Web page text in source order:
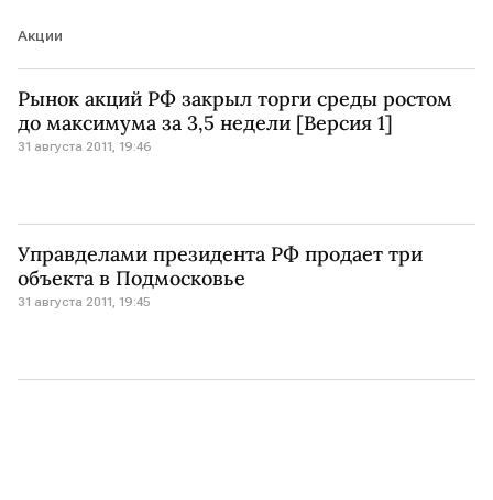
Акции
Рынок акций РФ закрыл торги среды ростом
до максимума за 3,5 недели [Версия 1]
31 августа 2011, 19:46
Управделами президента РФ продает три
объекта в Подмосковье
31 августа 2011, 19:45